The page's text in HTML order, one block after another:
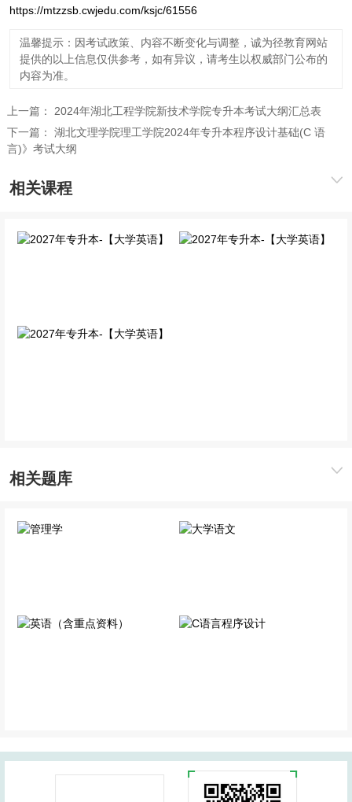
https://mtzzsb.cwjedu.com/ksjc/61556
温馨提示：因考试政策、内容不断变化与调整，诚为径教育网站
提供的以上信息仅供参考，如有异议，请考生以权威部门公布的
内容为准。
上一篇： 2024年湖北工程学院新技术学院专升本考试大纲汇总表
下一篇： 湖北文理学院理工学院2024年专升本程序设计基础(C 语
言)》考试大纲
相关课程
相关题库